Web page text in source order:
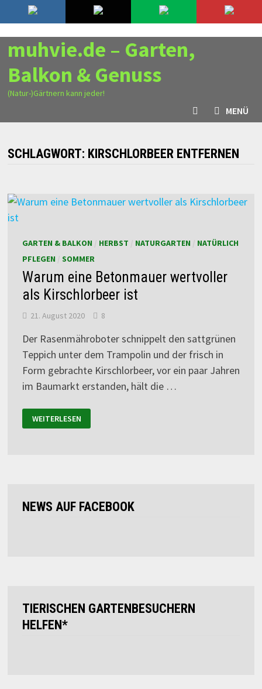
Zurück
zum
Inhalt
6. August 2026
muhvie.de – Garten,
Balkon & Genuss
(Natur-)Gärtnern kann jeder!
MENÜ
SCHLAGWORT: KIRSCHLORBEER ENTFERNEN
GARTEN & BALKON HERBST NATURGARTEN
NATÜRLICH
PFLEGEN
SOMMER
Warum eine Betonmauer wertvoller
als Kirschlorbeer ist
21. August 2020 8
Der Rasenmähroboter schnippelt den sattgrünen
Teppich unter dem Trampolin und der frisch in
Form gebrachte Kirschlorbeer, vor ein paar Jahren
im Baumarkt erstanden, hält die …
WEITERLESEN
NEWS AUF FACEBOOK
TIERISCHEN GARTENBESUCHERN
HELFEN*